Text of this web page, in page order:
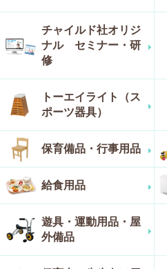
チャイルド社オリジ
ナル セミナー・研
修
トーエイライト（ス
ポーツ器具）
保育備品・行事用品
給食用品
遊具・運動用品・屋
外備品